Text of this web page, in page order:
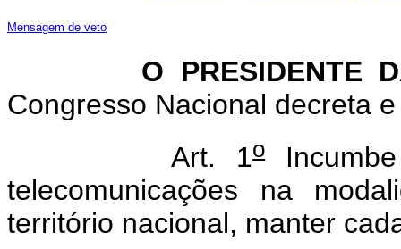
Mensagem de veto
O PRESIDENTE
Congresso Nacional decreta
Art. 1o
telecomunicações na
território nacional, manter